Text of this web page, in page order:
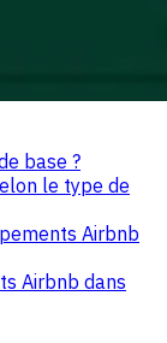
base ?
le type de
Airbnb
Airbnb dans